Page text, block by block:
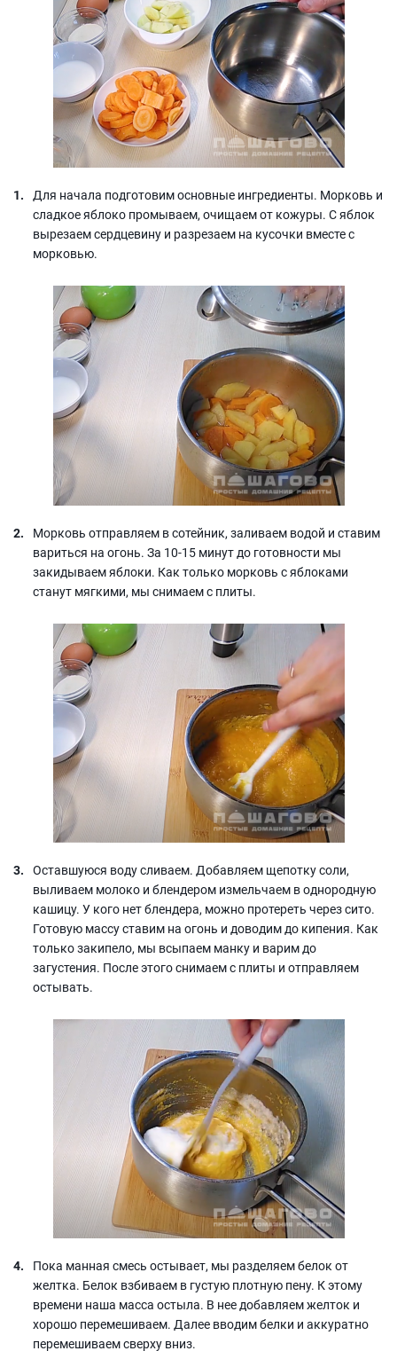
Для начала подготовим основные ингредиенты. Морковь и
сладкое яблоко промываем, очищаем от кожуры. С яблок
вырезаем сердцевину и разрезаем на кусочки вместе с
морковью.
Морковь отправляем в сотейник, заливаем водой и ставим
вариться на огонь. За 10-15 минут до готовности мы
закидываем яблоки. Как только морковь с яблоками
станут мягкими, мы снимаем с плиты.
Оставшуюся воду сливаем. Добавляем щепотку соли,
выливаем молоко и блендером измельчаем в однородную
кашицу. У кого нет блендера, можно протереть через сито.
Готовую массу ставим на огонь и доводим до кипения. Как
только закипело, мы всыпаем манку и варим до
загустения. После этого снимаем с плиты и отправляем
остывать.
Пока манная смесь остывает, мы разделяем белок от
желтка. Белок взбиваем в густую плотную пену. К этому
времени наша масса остыла. В нее добавляем желток и
хорошо перемешиваем. Далее вводим белки и аккуратно
перемешиваем сверху вниз.